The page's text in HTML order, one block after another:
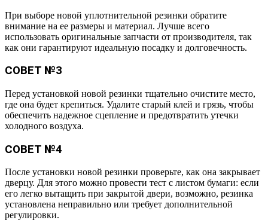
При выборе новой уплотнительной резинки обратите
внимание на ее размеры и материал. Лучше всего
использовать оригинальные запчасти от производителя, так
как они гарантируют идеальную посадку и долговечность.
СОВЕТ №3
Перед установкой новой резинки тщательно очистите место,
где она будет крепиться. Удалите старый клей и грязь, чтобы
обеспечить надежное сцепление и предотвратить утечки
холодного воздуха.
СОВЕТ №4
После установки новой резинки проверьте, как она закрывает
дверцу. Для этого можно провести тест с листом бумаги: если
его легко вытащить при закрытой двери, возможно, резинка
установлена неправильно или требует дополнительной
регулировки.